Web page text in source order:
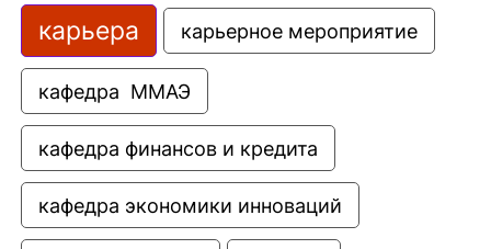
карьера карьерное мероприятие
кафедра  ММАЭ
кафедра финансов и кредита
кафедра экономики инноваций